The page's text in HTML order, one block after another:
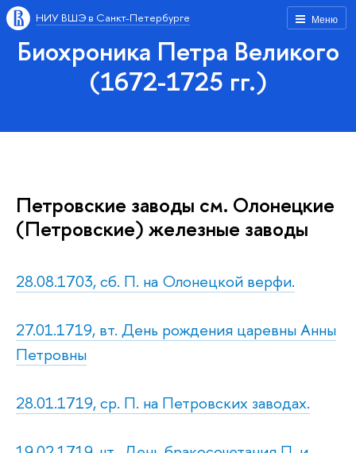
Меню
НИУ ВШЭ в Санкт-Петербурге
Биохроника Петра Великого
(1672-1725 гг.)
Петровские заводы см. Олонецкие
(Петровские) железные заводы
28.08.1703, сб. П. на Олонецкой верфи.
27.01.1719, вт. День рождения царевны Анны
Петровны
28.01.1719, ср. П. на Петровских заводах.